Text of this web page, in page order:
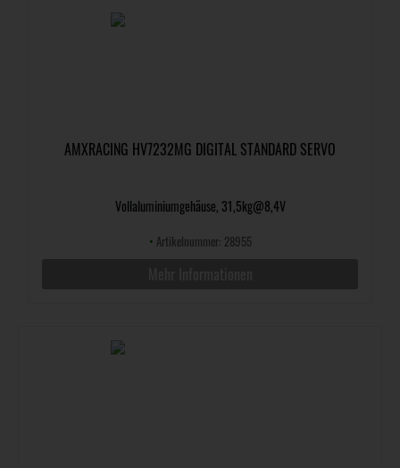
AMXRACING HV7232MG DIGITAL STANDARD SERVO
Vollaluminiumgehäuse, 31,5kg@8,4V
• Artikelnummer: 28955